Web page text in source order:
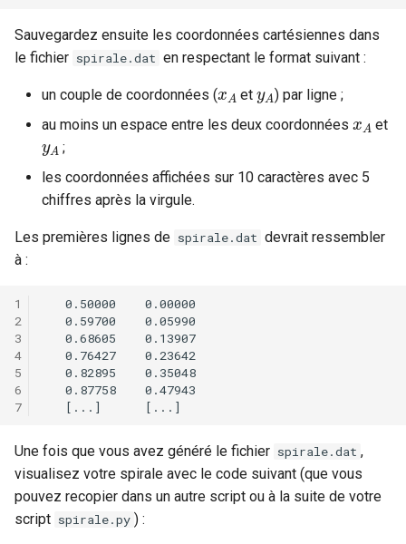
Sauvegardez ensuite les coordonnées cartésiennes dans
le fichier spirale.dat en respectant le format suivant :
un couple de coordonnées ( et
A
) par ligne ;
au moins un espace entre les deux coordonnées
et
yA
;
les coordonnées affichées sur 10 caractères avec 5
chiffres après la virgule.
Les premières lignes de spirale.dat devrait ressembler
à :
Une fois que vous avez généré le fichier spirale.dat ,
visualisez votre spirale avec le code suivant (que vous
pouvez recopier dans un autre script ou à la suite de votre
script spirale.py ) :